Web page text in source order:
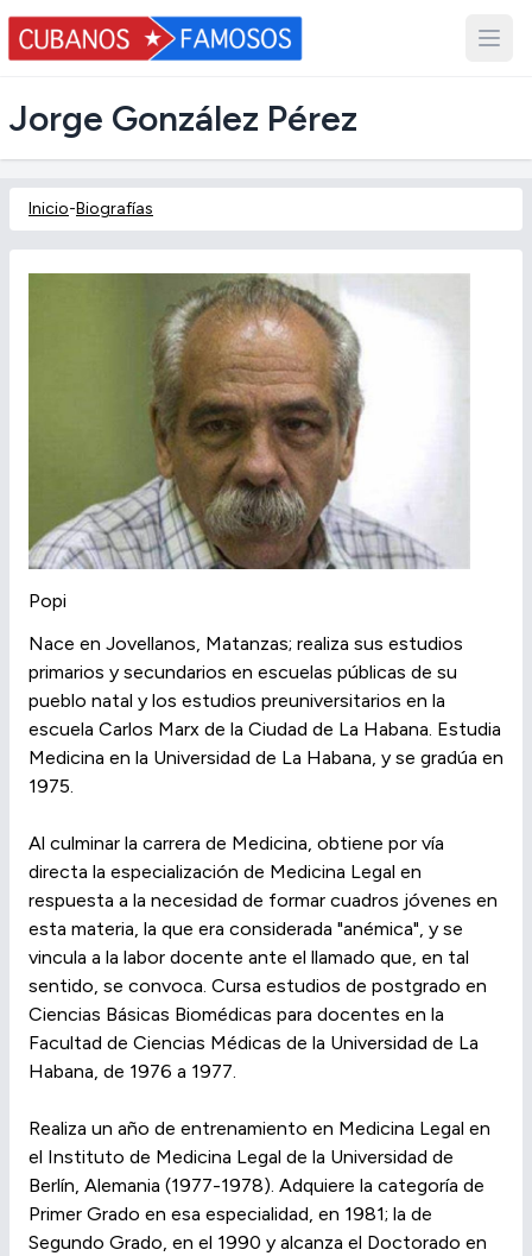
Jorge González Pérez
Inicio-Biografías
Popi
Nace en Jovellanos, Matanzas; realiza sus estudios
primarios y secundarios en escuelas públicas de su
pueblo natal y los estudios preuniversitarios en la
escuela Carlos Marx de la Ciudad de La Habana. Estudia
Medicina en la Universidad de La Habana, y se gradúa en
1975.
Al culminar la carrera de Medicina, obtiene por vía
directa la especialización de Medicina Legal en
respuesta a la necesidad de formar cuadros jóvenes en
esta materia, la que era considerada "anémica", y se
vincula a la labor docente ante el llamado que, en tal
sentido, se convoca. Cursa estudios de postgrado en
Ciencias Básicas Biomédicas para docentes en la
Facultad de Ciencias Médicas de la Universidad de La
Habana, de 1976 a 1977.
Realiza un año de entrenamiento en Medicina Legal en
el Instituto de Medicina Legal de la Universidad de
Berlín, Alemania (1977-1978). Adquiere la categoría de
Primer Grado en esa especialidad, en 1981; la de
Segundo Grado, en el 1990 y alcanza el Doctorado en